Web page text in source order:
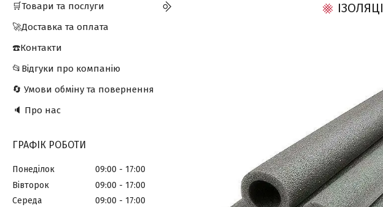
🛒Товари та послуги
🚀Доставка та оплата
☎️Контакти
📂Відгуки про компанію
🔄 Умови обміну та повернення
🔈 Про нас
ГРАФІК РОБОТИ
Понеділок 09:00
17:00
Вівторок
09:00
17:00
Середа
09:00
17:00